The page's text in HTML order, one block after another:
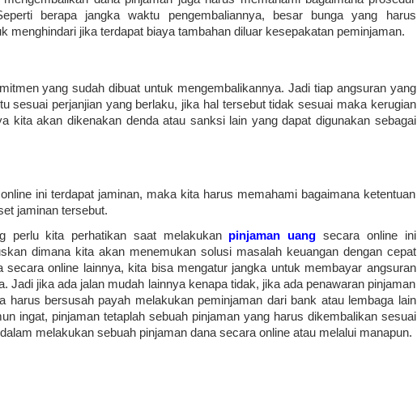
berapa jangka waktu pengembaliannya, besar bunga yang harus
menghindari jika terdapat biaya tambahan diluar kesepakatan peminjaman.
yang sudah dibuat untuk mengembalikannya. Jadi tiap angsuran yang
sesuai perjanjian yang berlaku, jika hal tersebut tidak sesuai maka kerugian
kita akan dikenakan denda atau sanksi lain yang dapat digunakan sebagai
ini terdapat jaminan, maka kita harus memahami bagaimana ketentuan
jaminan tersebut.
perlu kita perhatikan saat melakukan pinjaman uang secara online ini
dimana kita akan menemukan solusi masalah keuangan dengan cepat
secara online lainnya, kita bisa mengatur jangka untuk membayar angsuran
Jadi jika ada jalan mudah lainnya kenapa tidak, jika ada penawaran pinjaman
harus bersusah payah melakukan peminjaman dari bank atau lembaga lain
ingat, pinjaman tetaplah sebuah pinjaman yang harus dikembalikan sesuai
melakukan sebuah pinjaman dana secara online atau melalui manapun.